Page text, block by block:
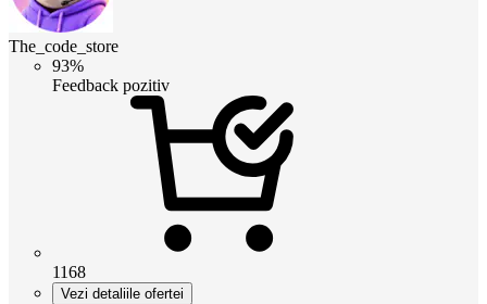
The_code_store
93%
Feedback pozitiv
1168
Vezi detaliile ofertei